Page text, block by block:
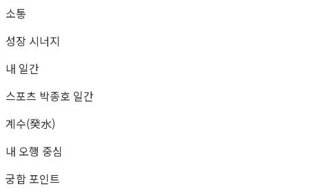
소통
성장 시너지
내 일간
스포츠 박종호 일간
계수(癸水)
내 오행 중심
궁합 포인트